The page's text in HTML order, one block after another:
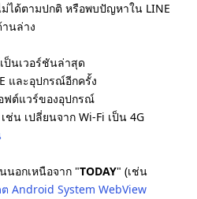
ได้ตามปกติ หรือพบปัญหาใน LINE
นล่าง
ป็นเวอร์ชันล่าสุด
และอุปกรณ์อีกครั้ง
ฟต์แวร์ของอุปกรณ์
ช่น เปลี่ยนจาก Wi-Fi เป็น 4G
นอกเหนือจาก "TODAY" (เช่น
ต Android System WebView